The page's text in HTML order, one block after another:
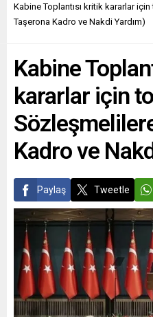
Kabine Toplantısı kritik kararlar
Taşerona Kadro ve Nakdi Yardım)
Kabine
kararlar için
Kadro ve
Paylaş Tweetle